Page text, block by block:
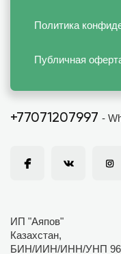
Политика
Публичная
+77071207997 -
ИП "Аяпов"
Казахстан,
БИН/ИИН/ИНН/УНП